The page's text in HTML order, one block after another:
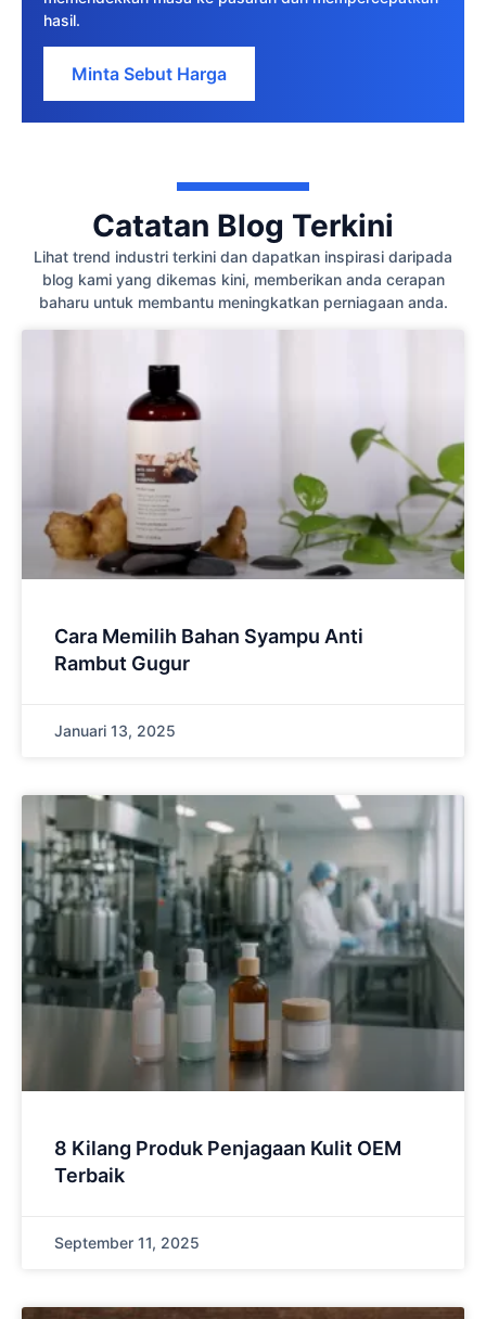
hasil.
Minta Sebut Harga
Catatan Blog Terkini
Lihat trend industri terkini dan dapatkan inspirasi daripada
blog kami yang dikemas kini, memberikan anda cerapan
baharu untuk membantu meningkatkan perniagaan anda.
Cara Memilih Bahan Syampu Anti
Rambut Gugur
Januari 13, 2025
8 Kilang Produk Penjagaan Kulit OEM
Terbaik
September 11, 2025